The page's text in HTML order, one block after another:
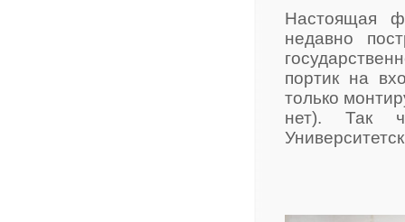
Настоящая
недавно
портик на
только
нет). Так